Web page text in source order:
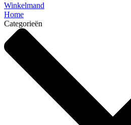
Winkelmand
Home
Categorieën